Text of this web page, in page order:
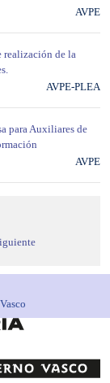
AVPE
realización de la
AVPE-PLEA
para Auxiliares de
AVPE